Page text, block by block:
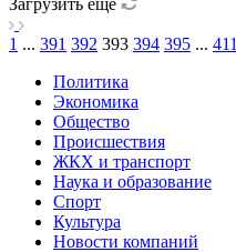
1 ... 391 392 393 394 395 ... 411
Политика
Экономика
Общество
Происшествия
ЖКХ и транспорт
Наука и образование
Спорт
Культура
Новости компаний